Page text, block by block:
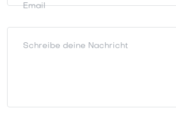
Email
Schreibe deine Nachricht